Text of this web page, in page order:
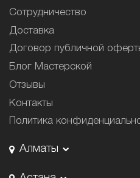
Сотрудничество
Доставка
Договор публичной
Блог Мастерской
Отзывы
Контакты
Политика
Алматы